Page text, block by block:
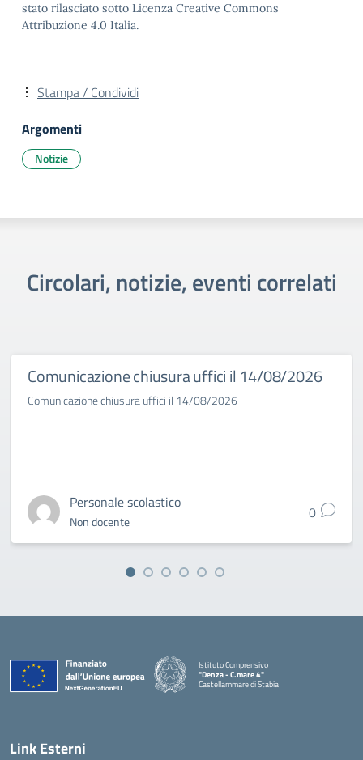
stato rilasciato sotto Licenza Creative Commons
Attribuzione 4.0 Italia.
Stampa / Condividi
Argomenti
Notizie
Circolari, notizie, eventi correlati
Comunicazione chiusura uffici il 14/08/2026
Comunicazione chiusura uffici il 14/08/2026
Personale scolastico
Non docente 0
Istituto Comprensivo
"Denza - C.mare 4"
Castellammare di Stabia
Link Esterni